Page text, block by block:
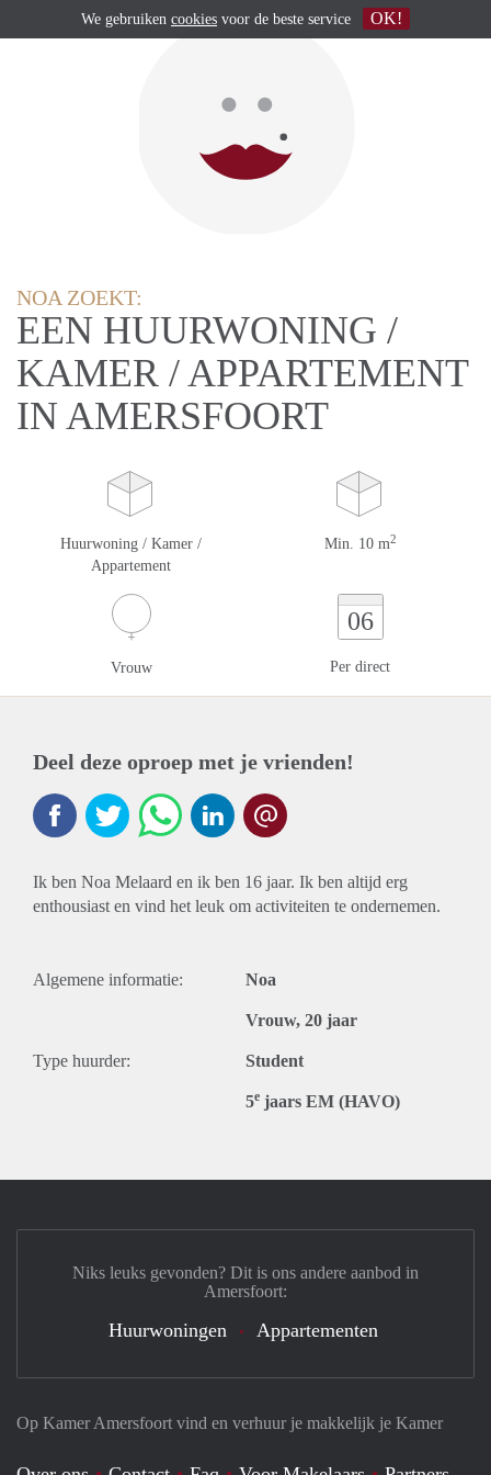
NOA ZOEKT:
EEN HUURWONING /
KAMER / APPARTEMENT
IN AMERSFOORT
Huurwoning / Kamer /
Appartement
Min. 10 m2
Vrouw
06
Per direct
Deel deze oproep met je vrienden!
Ik ben Noa Melaard en ik ben 16 jaar. Ik ben altijd erg
enthousiast en vind het leuk om activiteiten te ondernemen.
Algemene informatie: Noa
Vrouw, 20 jaar
Type huurder: Student
5e jaars EM (HAVO)
Op Kamer Amersfoort vind en verhuur je makkelijk je Kamer
Niks leuks gevonden? Dit is ons andere aanbod in
Amersfoort:
Huurwoningen Appartementen
We gebruiken cookies voor de beste service OK!